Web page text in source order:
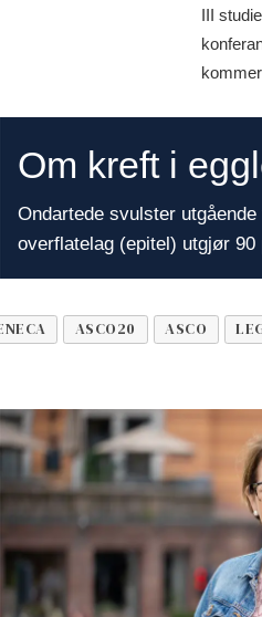
III
Om kreft i
Ondartede svulster
overflatelag (epitel) utgjør
utgjøres av svulster utgått
eggleder består av epiteliale
vanskelig å skille.
gjør at sykdommen kan være
væske i buken kan hos
Risiko for å utvikle kreft i
alderen.
De epiteliale svulstene
ASCO20 ASCO